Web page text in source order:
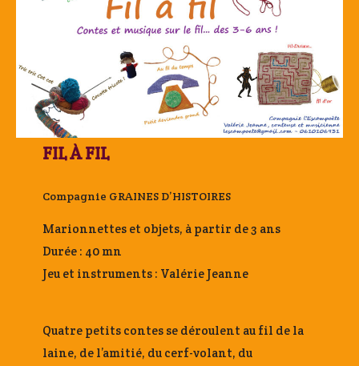
FIL À FIL
Compagnie GRAINES D’HISTOIRES
Marionnettes et objets, à partir de 3 ans
Durée : 40 mn
Jeu et instruments : Valérie Jeanne
Quatre petits contes se déroulent au fil de la
laine, de l’amitié, du cerf-volant, du